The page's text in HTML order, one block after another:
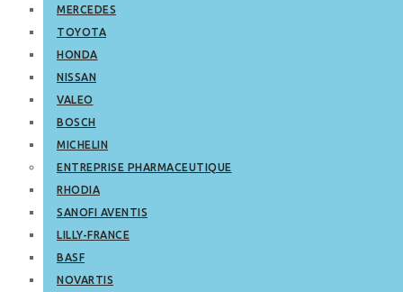
MERCEDES
TOYOTA
HONDA
NISSAN
VALEO
BOSCH
MICHELIN
ENTREPRISE PHARMACEUTIQUE
RHODIA
SANOFI AVENTIS
LILLY-FRANCE
BASF
NOVARTIS